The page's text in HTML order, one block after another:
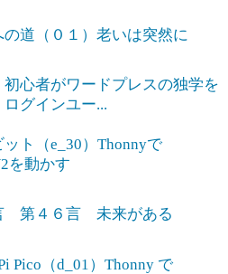
道（０１）老いは突然に
心者がワードプレスの独学を
グインユー...
ト（e_30）Thonnyで
を動かす
第４６言 未来がある
Pico（d_01）Thonny で